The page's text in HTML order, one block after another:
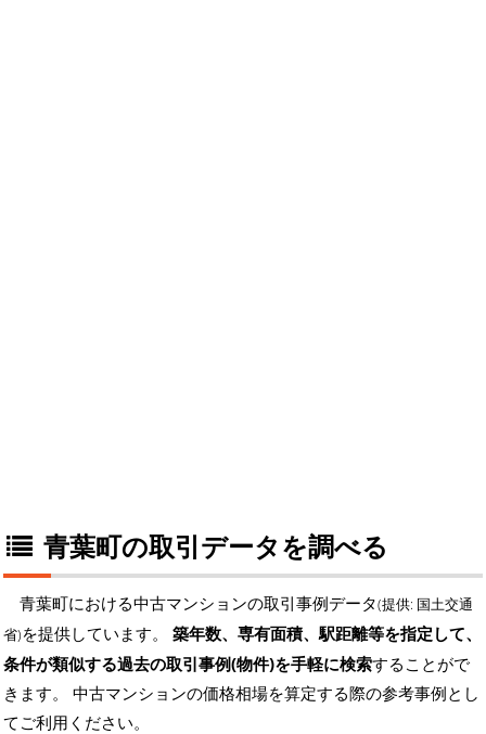
青葉町の取引データを調べる
青葉町における中古マンションの取引事例データ(提供: 国土交通
省)を提供しています。 築年数、専有面積、駅距離等を指定して、
条件が類似する過去の取引事例(物件)を手軽に検索することがで
きます。 中古マンションの価格相場を算定する際の参考事例とし
てご利用ください。